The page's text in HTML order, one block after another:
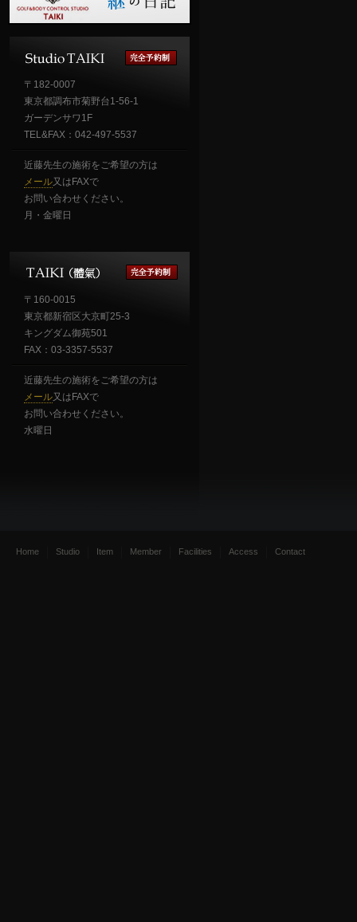
〒182-0007
東京都調布市菊野台1-56-1
ガーデンサワ1F
TEL&FAX：042-497-5537
近藤先生の施術をご希望の方は
メール又はFAXで
お問い合わせください。
月・金曜日
〒160-0015
東京都新宿区大京町25-3
キングダム御苑501
FAX：03-3357-5537
近藤先生の施術をご希望の方は
メール又はFAXで
お問い合わせください。
水曜日
Home Studio Item Member Facilities Access Contact